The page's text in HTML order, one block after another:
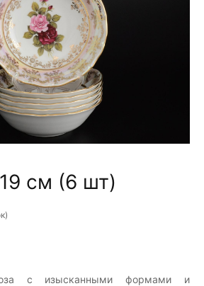
см (6 шт)
c изысканными формами и